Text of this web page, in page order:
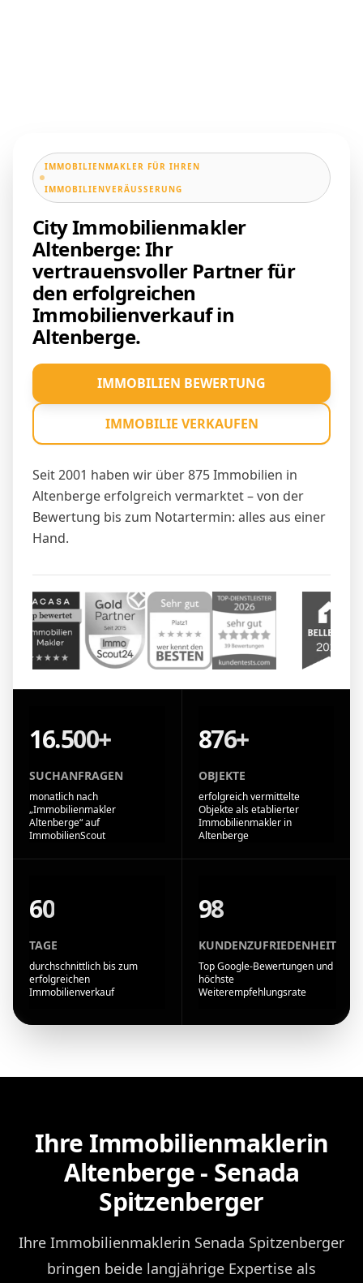
IMMOBILIENMAKLER FÜR IHREN
IMMOBILIENVERÄUSSERUNG
City Immobilienmakler
Altenberge: Ihr
vertrauensvoller Partner für
den erfolgreichen
Immobilienverkauf in
Altenberge.
Seit 2001 haben wir über 875 Immobilien in
Altenberge erfolgreich vermarktet – von der
Bewertung bis zum Notartermin: alles aus einer
Hand.
IMMOBILIEN BEWERTUNG
IMMOBILIE VERKAUFEN
16.500+
SUCHANFRAGEN
monatlich nach
„Immobilienmakler
Altenberge“ auf
ImmobilienScout
876+
OBJEKTE
erfolgreich vermittelte
Objekte als etablierter
Immobilienmakler in
Altenberge
60
TAGE
durchschnittlich bis zum
erfolgreichen
Immobilienverkauf
98
KUNDENZUFRIEDENHEIT
Top Google-Bewertungen und
höchste
Weiterempfehlungsrate
Ihre Immobilienmaklerin
Altenberge - Senada
Spitzenberger
Ihre Immobilienmaklerin Senada Spitzenberger
bringen beide langjährige Expertise als